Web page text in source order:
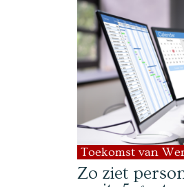
Toekomst van
Zo ziet